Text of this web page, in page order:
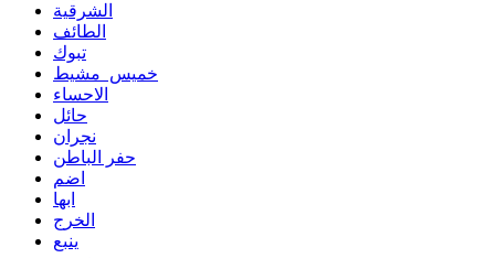
الشرقية
الطائف
تبوك
خميس مشيط
الاحساء
حائل
نجران
حفر الباطن
اضم
ابها
الخرج
ينبع